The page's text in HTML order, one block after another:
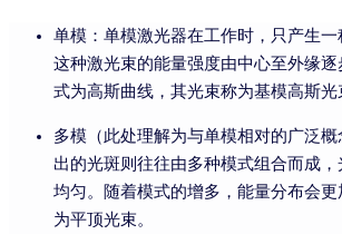
单模：单模激光器在工作时，只产生一
这种激光束的能量强度由中心至外缘
式为高斯曲线，其光束称为基模高斯光
多模（此处理解为与单模相对的广泛
出的光斑则往往由多种模式组合而成
均匀。随着模式的增多，能量分布会
为平顶光束。